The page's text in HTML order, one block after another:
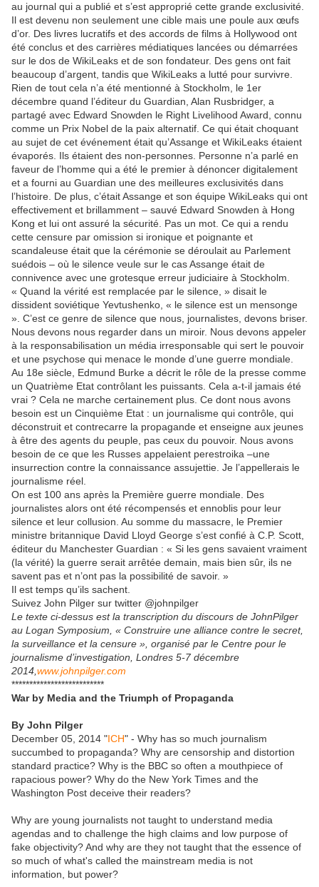
au journal qui a publié et s’est approprié cette grande exclusivité.
Il est devenu non seulement une cible mais une poule aux œufs
d’or. Des livres lucratifs et des accords de films à Hollywood ont
été conclus et des carrières médiatiques lancées ou démarrées
sur le dos de WikiLeaks et de son fondateur. Des gens ont fait
beaucoup d’argent, tandis que WikiLeaks a lutté pour survivre.
Rien de tout cela n’a été mentionné à Stockholm, le 1er
décembre quand l’éditeur du Guardian, Alan Rusbridger, a
partagé avec Edward Snowden le Right Livelihood Award, connu
comme un Prix Nobel de la paix alternatif. Ce qui était choquant
au sujet de cet événement était qu’Assange et WikiLeaks étaient
évaporés. Ils étaient des non-personnes. Personne n’a parlé en
faveur de l’homme qui a été le premier à dénoncer digitalement
et a fourni au Guardian une des meilleures exclusivités dans
l’histoire. De plus, c’était Assange et son équipe WikiLeaks qui ont
effectivement et brillamment – sauvé Edward Snowden à Hong
Kong et lui ont assuré la sécurité. Pas un mot. Ce qui a rendu
cette censure par omission si ironique et poignante et
scandaleuse était que la cérémonie se déroulait au Parlement
suédois – où le silence veule sur le cas Assange était de
connivence avec une grotesque erreur judiciaire à Stockholm.
« Quand la vérité est remplacée par le silence, » disait le
dissident soviétique Yevtushenko, « le silence est un mensonge
». C’est ce genre de silence que nous, journalistes, devons briser.
Nous devons nous regarder dans un miroir. Nous devons appeler
à la responsabilisation un média irresponsable qui sert le pouvoir
et une psychose qui menace le monde d’une guerre mondiale.
Au 18e siècle, Edmund Burke a décrit le rôle de la presse comme
un Quatrième Etat contrôlant les puissants. Cela a-t-il jamais été
vrai ? Cela ne marche certainement plus. Ce dont nous avons
besoin est un Cinquième Etat : un journalisme qui contrôle, qui
déconstruit et contrecarre la propagande et enseigne aux jeunes
à être des agents du peuple, pas ceux du pouvoir. Nous avons
besoin de ce que les Russes appelaient perestroika –une
insurrection contre la connaissance assujettie. Je l’appellerais le
journalisme réel.
On est 100 ans après la Première guerre mondiale. Des
journalistes alors ont été récompensés et ennoblis pour leur
silence et leur collusion. Au somme du massacre, le Premier
ministre britannique David Lloyd George s’est confié à C.P. Scott,
éditeur du Manchester Guardian : « Si les gens savaient vraiment
(la vérité) la guerre serait arrêtée demain, mais bien sûr, ils ne
savent pas et n’ont pas la possibilité de savoir. »
Il est temps qu’ils sachent.
Suivez John Pilger sur twitter @johnpilger
Le texte ci-dessus est la transcription du discours de JohnPilger
au Logan Symposium, « Construire une alliance contre le secret,
la surveillance et la censure », organisé par le Centre pour le
journalisme d’investigation, Londres 5-7 décembre
2014, www.johnpilger.com
**************************
War by Media and the Triumph of Propaganda
By John Pilger
December 05, 2014 "ICH" - Why has so much journalism
succumbed to propaganda? Why are censorship and distortion
standard practice? Why is the BBC so often a mouthpiece of
rapacious power? Why do the New York Times and the
Washington Post deceive their readers?
Why are young journalists not taught to understand media
agendas and to challenge the high claims and low purpose of
fake objectivity? And why are they not taught that the essence of
so much of what's called the mainstream media is not
information, but power?